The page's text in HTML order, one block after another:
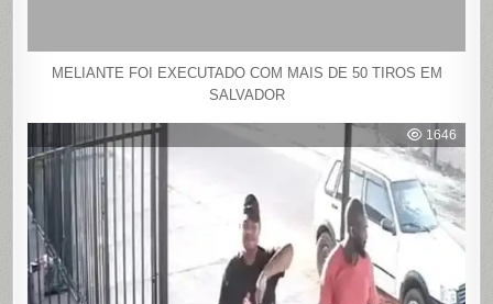
MELIANTE FOI EXECUTADO COM MAIS DE 50 TIROS EM
SALVADOR
1646